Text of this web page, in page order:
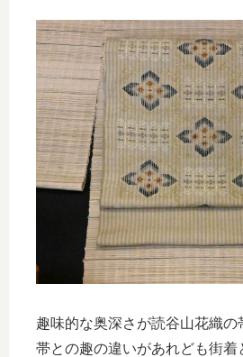
趣味的な奥深さが読谷山花織の
帯との趣の違いがあれども街着